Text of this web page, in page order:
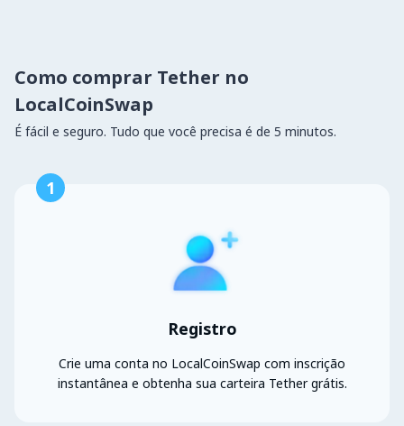
Como comprar Tether no
LocalCoinSwap
É fácil e seguro. Tudo que você precisa é de 5 minutos.
1
Registro
Crie uma conta no LocalCoinSwap com inscrição
instantânea e obtenha sua carteira Tether grátis.